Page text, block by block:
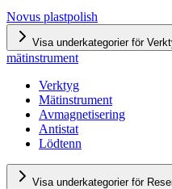
Novus plastpolish
Visa underkategorier för
mätinstrument
Verktyg
Mätinstrument
Avmagnetisering
Antistat
Lödtenn
Visa underkategorier för